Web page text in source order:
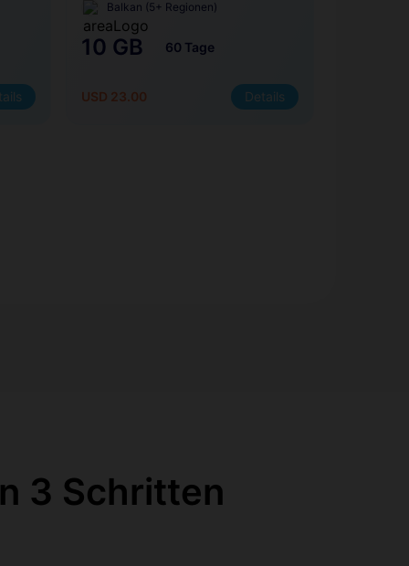
Balkan (5+ Regionen)
10 GB 60 Tage
USD 23.00 Details
3 Schritten